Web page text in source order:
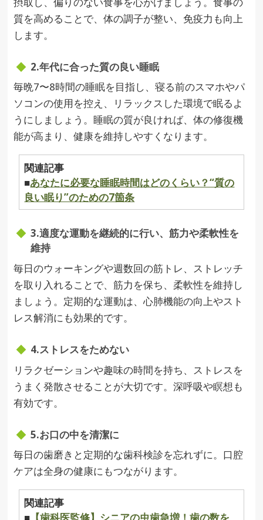
質を高めることで、体の調子が整い、免疫力も向上
します。
2.年代に合った質の良い睡眠
毎晩7〜8時間の睡眠を目指し、寝る前のスマホやパ
ソコンの使用を控え、リラックスした環境で眠るよ
うにしましょう。睡眠の質が良ければ、体の修復機
能が高まり、健康を維持しやすくなります。
関連記事
■あなたに必要な睡眠時間はどのくらい？“質の
良い眠り”のための7箇条
3.適度な運動を継続的に行い、筋力や柔軟性を
維持
毎日のウォーキングや週数回の筋トレ、ストレッチ
を取り入れることで、筋力を保ち、柔軟性を維持し
ましょう。定期的な運動は、心肺機能の向上やスト
レス解消にも効果的です。
4.ストレスをためない
リラクゼーションや趣味の時間を持ち、ストレスを
うまく発散させることが大切です。深呼吸や瞑想も
有効です。
5.お口の中を清潔に
毎日の歯磨きと定期的な歯科検診を忘れずに。口腔
ケアは全身の健康にもつながります。
関連記事
■ 【歯科医監修】シニアの虫歯急増！歯の数を